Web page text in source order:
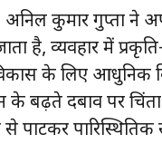
अनिल कुमार गुप्ता ने
है, व्यवहार में
के लिए आधुनिक
के बढ़ते दबाव पर
पाटकर पारिस्थितिक